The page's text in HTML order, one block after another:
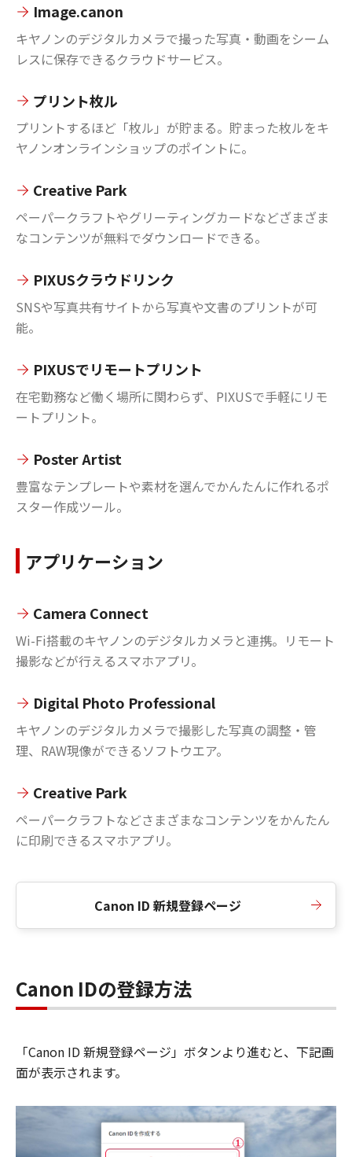
Image.canon
キヤノンのデジタルカメラで撮った写真・動画をシーム
レスに保存できるクラウドサービス。
プリント枚ル
プリントするほど「枚ル」が貯まる。貯まった枚ルをキ
ヤノンオンラインショップのポイントに。
Creative Park
ペーパークラフトやグリーティングカードなどざまざま
なコンテンツが無料でダウンロードできる。
PIXUSクラウドリンク
SNSや写真共有サイトから写真や文書のプリントが可
能。
PIXUSでリモートプリント
在宅勤務など働く場所に関わらず、PIXUSで手軽にリモ
ートプリント。
Poster Artist
豊富なテンプレートや素材を選んでかんたんに作れるポ
スター作成ツール。
アプリケーション
Camera Connect
Wi-Fi搭載のキヤノンのデジタルカメラと連携。リモート
撮影などが行えるスマホアプリ。
Digital Photo Professional
キヤノンのデジタルカメラで撮影した写真の調整・管
理、RAW現像ができるソフトウエア。
Creative Park
ペーパークラフトなどさまざまなコンテンツをかんたん
に印刷できるスマホアプリ。
Canon ID 新規登録ページ
Canon IDの登録方法
「Canon ID 新規登録ページ」ボタンより進むと、下記画
面が表示されます。